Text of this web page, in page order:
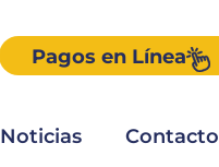
Pagos en Línea
Noticias Contacto